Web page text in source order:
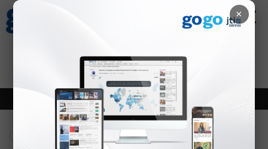
×
Зурхай
8.08
Онцлох Шинэ